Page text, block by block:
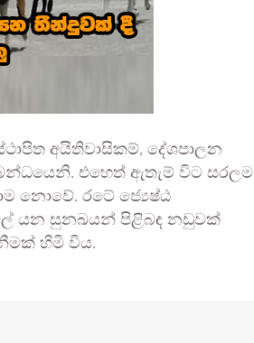
අයිතිවාසිකම්, දේශපාලන
එහෙත් ඇතැම් විට සරලම
නොවේ. රටේ ජ්‍යෙෂ්ඨ
යන සුනඛයන් පිළිබඳ නඩුවක්
හිමි විය.